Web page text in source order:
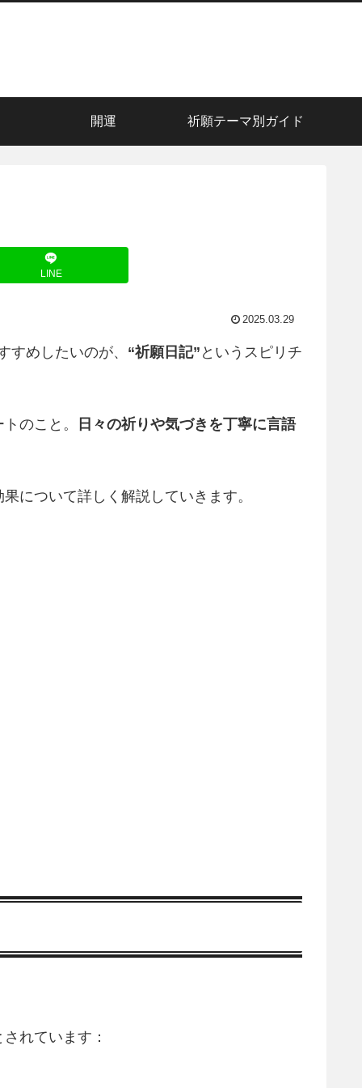
開運 祈願テーマ別ガイド
LINE
2025.03.29
めしたいのが、 “祈願日記” というスピリチ
のこと。 日々の祈りや気づきを丁寧に言語
について詳しく解説していきます。
されています：